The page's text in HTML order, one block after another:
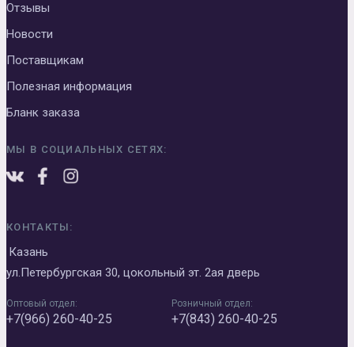
Отзывы
Новости
Поставщикам
Полезная информация
Бланк заказа
МЫ В СОЦИАЛЬНЫХ СЕТЯХ:
КОНТАКТЫ:
Казань
ул.Петербургская 30, цокольный эт. 2ая дверь
Оптовый отдел:
+7(966) 260-40-25
Розничный отдел:
+7(843) 260-40-25